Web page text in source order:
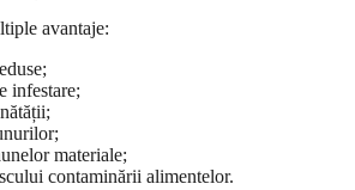
avantaje:
infestare;
materiale;
contaminării alimentelor.